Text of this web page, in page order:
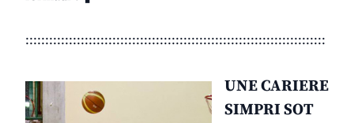
::::::::::::::::::::::::::::::::::::::::::::::::::::::::::::::::::::::::::::
UNE CARIERE
SIMPRI SOT